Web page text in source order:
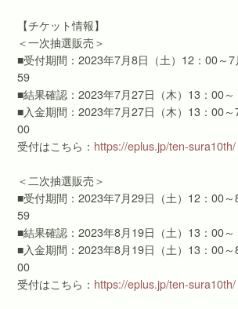
【チケット情報】
＜一次抽選販売＞
■受付期間：2023年7月8日（土）12：00～7
59
■結果確認：2023年7月27日（木）13：00～
■入金期間：2023年7月27日（木）13：00～
00
受付はこちら： https://eplus.jp/ten-sura10th/
＜二次抽選販売＞
■受付期間：2023年7月29日（土）12：00～
59
■結果確認：2023年8月19日（土）13：00～
■入金期間：2023年8月19日（土）13：00～
00
受付はこちら： https://eplus.jp/ten-sura10th/